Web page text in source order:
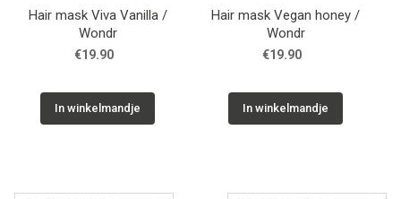
FOOD
KIDS
Hair mask Viva Vanilla /
Wondr
€19.90
In winkelmandje
Hair mask Vegan honey /
Wondr
€19.90
In winkelmandje